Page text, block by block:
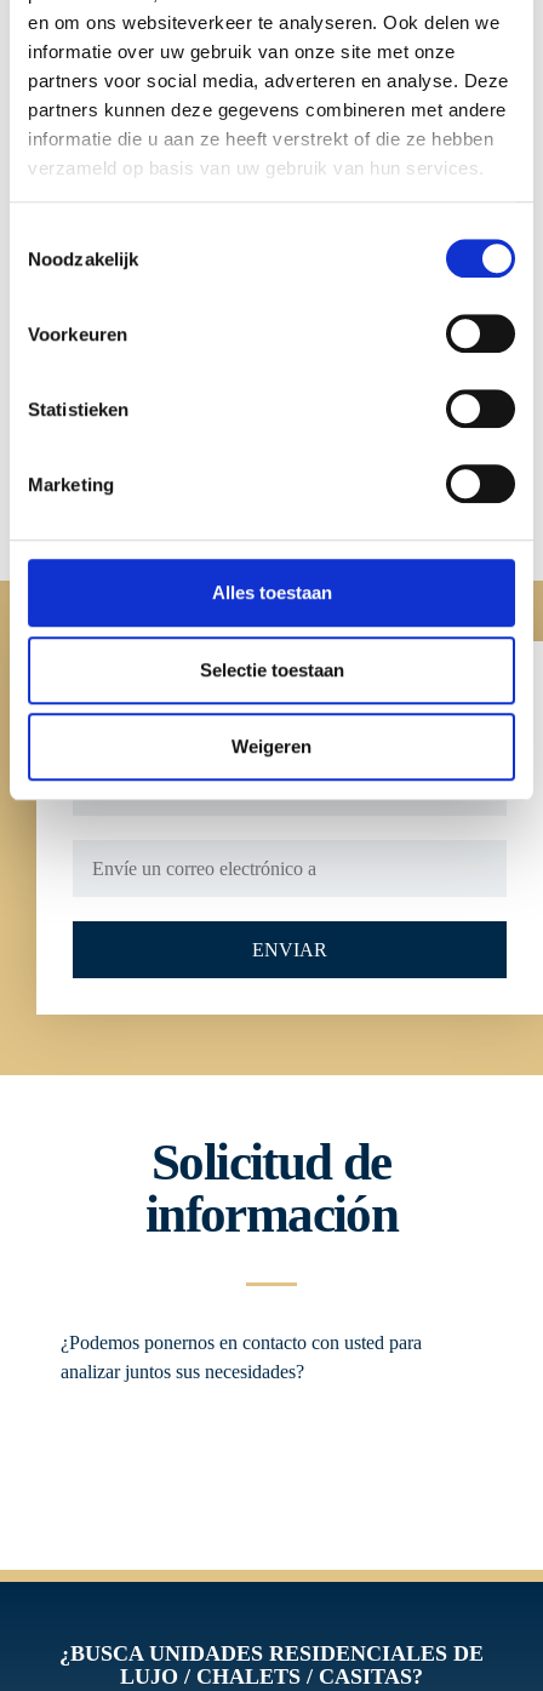
en om ons websiteverkeer te analyseren. Ook delen we
informatie over uw gebruik van onze site met onze
partners voor social media, adverteren en analyse. Deze
partners kunnen deze gegevens combineren met andere
informatie die u aan ze heeft verstrekt of die ze hebben
verzameld op basis van uw gebruik van hun services.
Noodzakelijk
Voorkeuren
Statistieken
Marketing
Alles toestaan
Selectie toestaan
Weigeren
Elespaciodel administrador es flexible en su distribución
y, por tanto, puedeutilizarse de forma flexible; nuestro
sistema modular le permite trasladar fácilmente suunidad
de administrador y ampliarla a su gusto. Con su aspecto
moderno y lujoso, uncuartode administrador también es
ejemplo, como
. ¿O quiere dar a su
se construyen
y entregan en el lugar en tan solo unos meses. Estaremos
, deseos y necesidades. ¡Para que
puedas elegir tú mismo todas las funcionalidades de tu
ENVIAR
Solicitud de
información
¿Podemos ponernos en contacto con usted para
analizar juntos sus necesidades?
¿BUSCA UNIDADES RESIDENCIALES DE
LUJO / CHALETS / CASITAS?